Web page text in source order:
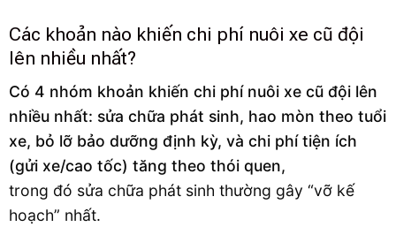
Các khoản nào khiến chi phí nuôi xe cũ đội
lên nhiều nhất?
Có 4 nhóm khoản khiến chi phí nuôi xe cũ đội lên
nhiều nhất: sửa chữa phát sinh, hao mòn theo tuổi
xe, bỏ lỡ bảo dưỡng định kỳ, và chi phí tiện ích
(gửi xe/cao tốc) tăng theo thói quen,
trong đó sửa chữa phát sinh thường gây “vỡ kế
hoạch” nhất.